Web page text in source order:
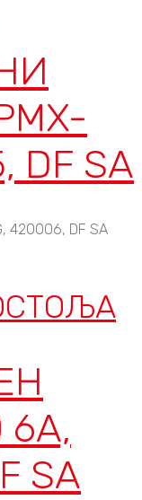
DF SA
SA